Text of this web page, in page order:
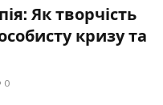
Як творчість
кризу та
0